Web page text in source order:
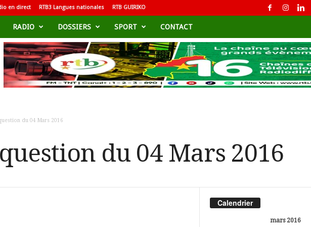
en direct RTB3 Langues nationales RTB GUIRIKO
RADIO DOSSIERS SPORT CONTACT
du 04 Mars 2016
du 04 Mars 2016
Calendrier
mars 2016